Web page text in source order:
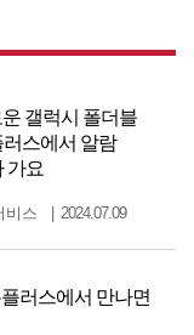
갤럭시 폴더블
스에서 알람
가요
비스 2024.07.09
러스에서 만나면